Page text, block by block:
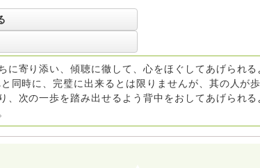
となってから、30年が過ぎてしまいました。仏教学
ですが、宗教学・宗教民俗学に力を入れて学びました
来るかも。
に寄り添い、傾聴に徹して、心をほぐしてあげられる
同時に、完璧に出来るとは限りませんが、其の人が
、次の一歩を踏み出せるよう背中をおしてあげられる